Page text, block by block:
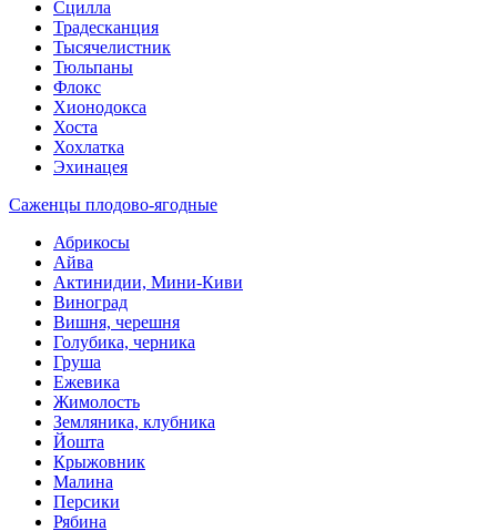
Сцилла
Традесканция
Тысячелистник
Тюльпаны
Флокс
Хионодокса
Хоста
Хохлатка
Эхинацея
Саженцы плодово-ягодные
Абрикосы
Айва
Актинидии, Мини-Киви
Виноград
Вишня, черешня
Голубика, черника
Груша
Ежевика
Жимолость
Земляника, клубника
Йошта
Крыжовник
Малина
Персики
Рябина